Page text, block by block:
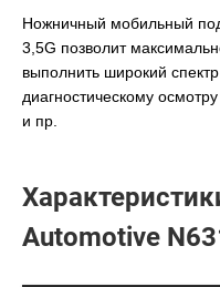
Ножничный мобильный
3,5G позволит
выполнить широкий
диагностическому
и пр.
Automotive